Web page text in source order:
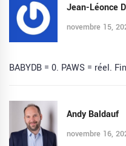
Jean-Léonce
novembre 15,
BABYDB = 0. PAWS = réel.
Andy Baldauf
novembre 16,